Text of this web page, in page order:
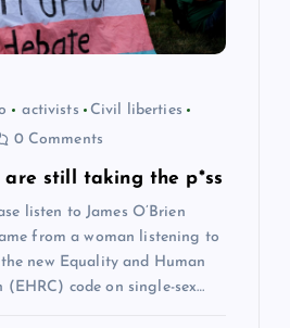
activists
Civil liberties
0 Comments
are still taking the p*ss
listen to James O’Brien
from a woman listening to
the new Equality and Human
(EHRC) code on single-sex…